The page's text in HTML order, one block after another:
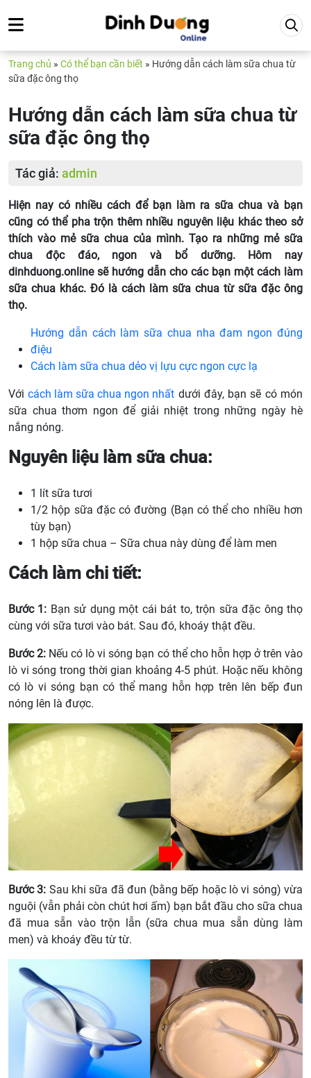
Trang chủ » Có thể bạn cần biết » Hướng dẫn cách làm sữa chua từ
sữa đặc ông thọ
Hướng dẫn cách làm sữa chua từ
sữa đặc ông thọ
Tác giả: admin
Hiện nay có nhiều cách để bạn làm ra sữa chua và bạn
cũng có thể pha trộn thêm nhiều nguyên liệu khác theo sở
thích vào mẻ sữa chua của mình. Tạo ra những mẻ sữa
chua độc đáo, ngon và bổ dưỡng. Hôm nay
dinhduong.online sẽ hướng dẫn cho các bạn một cách làm
sữa chua khác. Đó là cách làm sữa chua từ sữa đặc ông
thọ.
Hướng dẫn cách làm sữa chua nha đam ngon đúng
điệu
Cách làm sữa chua dẻo vị lựu cực ngon cực lạ
Vớicách làm sữa chua ngon nhất dưới đây, bạn sẽ có món
sữa chua thơm ngon để giải nhiệt trong những ngày hè
nắng nóng.
Nguyên liệu làm sữa chua:
1 lít sữa tươi
1/2 hộp sữa đặc có đường (Bạn có thể cho nhiều hơn
tùy bạn)
1 hộp sữa chua – Sữa chua này dùng để làm men
Cách làm chi tiết:
Bước 1: Bạn sử dụng một cái bát to, trộn sữa đặc ông thọ
cùng với sữa tươi vào bát. Sau đó, khoáy thật đều.
Bước 2: Nếu có lò vi sóng bạn có thể cho hỗn hợp ở trên vào
lò vi sóng trong thời gian khoảng 4-5 phút. Hoặc nếu không
có lò vi sóng bạn có thể mang hỗn hợp trên lên bếp đun
nóng lên là được.
Bước 3: Sau khi sữa đã đun (bằng bếp hoặc lò vi sóng) vừa
nguội (vẫn phải còn chút hơi ấm) bạn bắt đầu cho sữa chua
đã mua sẵn vào trộn lẫn (sữa chua mua sẵn dùng làm
men) và khoáy đều từ từ.